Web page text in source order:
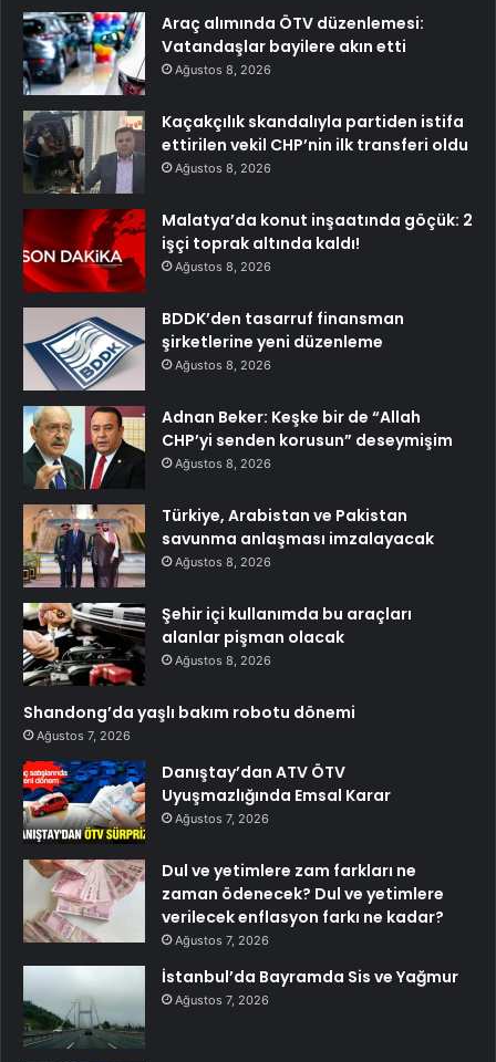
Araç alımında ÖTV düzenlemesi:
Vatandaşlar bayilere akın etti
Ağustos 8, 2026
Kaçakçılık skandalıyla partiden istifa
ettirilen vekil CHP’nin ilk transferi oldu
Ağustos 8, 2026
Malatya’da konut inşaatında göçük: 2
işçi toprak altında kaldı!
Ağustos 8, 2026
BDDK’den tasarruf finansman
şirketlerine yeni düzenleme
Ağustos 8, 2026
Adnan Beker: Keşke bir de “Allah
CHP’yi senden korusun” deseymişim
Ağustos 8, 2026
Türkiye, Arabistan ve Pakistan
savunma anlaşması imzalayacak
Ağustos 8, 2026
Şehir içi kullanımda bu araçları
alanlar pişman olacak
Ağustos 8, 2026
Shandong’da yaşlı bakım robotu dönemi
Ağustos 7, 2026
Danıştay’dan ATV ÖTV
Uyuşmazlığında Emsal Karar
Ağustos 7, 2026
Dul ve yetimlere zam farkları ne
zaman ödenecek? Dul ve yetimlere
verilecek enflasyon farkı ne kadar?
Ağustos 7, 2026
İstanbul’da Bayramda Sis ve Yağmur
Ağustos 7, 2026